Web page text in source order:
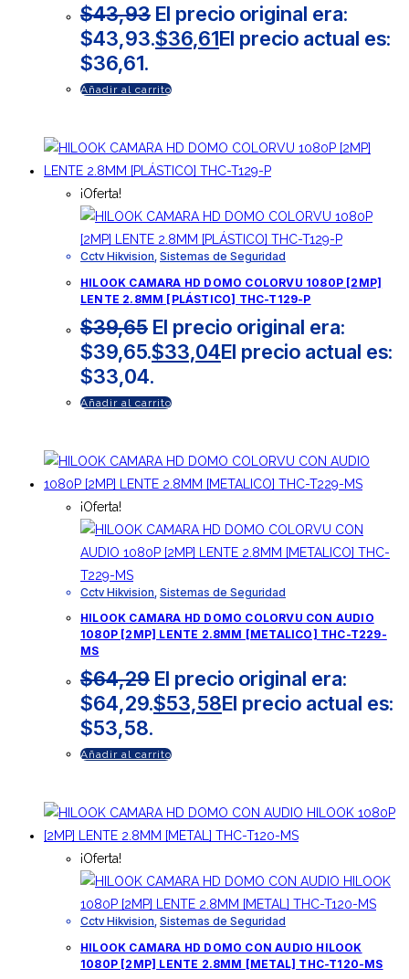
$43,93 El precio original era:
$43,93.$36,61El precio actual es:
$36,61.
Añadir al carrito
¡Oferta!
Cctv Hikvision Sistemas de Seguridad
HILOOK CAMARA HD DOMO COLORVU 1080P [2MP]
LENTE 2.8MM [PLÁSTICO] THC-T129-P
$39,65 El precio original era:
$39,65.$33,04El precio actual es:
$33,04.
Añadir al carrito
¡Oferta!
Cctv Hikvision Sistemas de Seguridad
HILOOK CAMARA HD DOMO COLORVU CON AUDIO
1080P [2MP] LENTE 2.8MM [METALICO] THC-T229-
MS
$64,29 El precio original era:
$64,29.$53,58El precio actual es:
$53,58.
Añadir al carrito
¡Oferta!
Cctv Hikvision, Sistemas de Seguridad
HILOOK CAMARA HD DOMO CON AUDIO HILOOK
1080P [2MP] LENTE 2.8MM [METAL] THC-T120-MS